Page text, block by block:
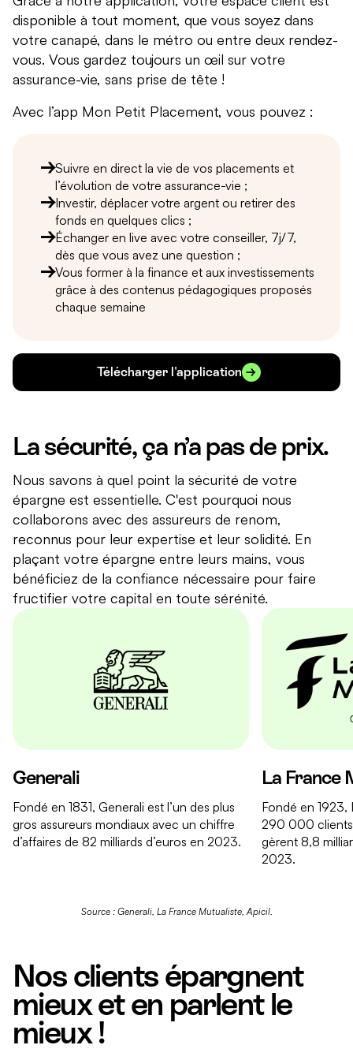
disponible à tout moment, que vous soyez dans
votre canapé, dans le métro ou entre deux rendez-
vous. Vous gardez toujours un œil sur votre
assurance-vie, sans prise de tête !
Avec l’app Mon Petit Placement, vous pouvez :
Suivre en direct la vie de vos placements et
l’évolution de votre assurance-vie ;
Investir, déplacer votre argent ou retirer des
fonds en quelques clics ;
Échanger en live avec votre conseiller, 7j/7,
dès que vous avez une question ;
Vous former à la finance et aux investissements
grâce à des contenus pédagogiques proposés
chaque semaine
Télécharger l'application
La sécurité, ça n’a pas de prix.
Nous savons à quel point la sécurité de votre
épargne est essentielle. C'est pourquoi nous
collaborons avec des assureurs de renom,
reconnus pour leur expertise et leur solidité. En
plaçant votre épargne entre leurs mains, vous
bénéficiez de la confiance nécessaire pour faire
fructifier votre capital en toute sérénité.
Generali
Fondé en 1831, Generali est l’un des plus
gros assureurs mondiaux avec un chiffre
d’affaires de 82 milliards d’euros en 2023.
La France
Fondé en
290 000 clients
gèrent 8,8
2023.
Source : Generali, La France Mutualiste, Apicil.
Nos clients épargnent
mieux et en parlent le
mieux !